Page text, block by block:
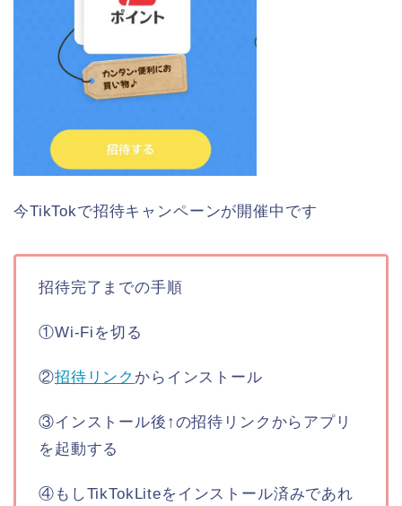
今TikTokで招待キャンペーンが開催中です
招待完了までの手順
①Wi-Fiを切る
②招待リンク からインストール
③インストール後↑の招待リンクからアプリ
を起動する
④もしTikTokLiteをインストール済みであれ